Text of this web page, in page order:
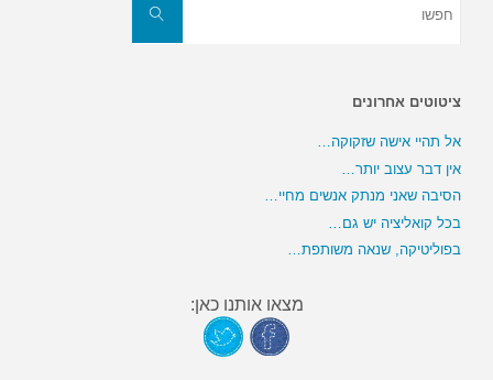
חפשו
ציטוטים אחרונים
אל תהיי אישה שזקוקה…
אין דבר עצוב יותר…
הסיבה שאני מנתק אנשים מחיי…
בכל קואליציה יש גם…
בפוליטיקה, שנאה משותפת…
מצאו אותנו כאן: